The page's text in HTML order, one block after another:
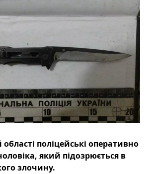
області поліцейські оперативно
який підозрюється в
злочину.